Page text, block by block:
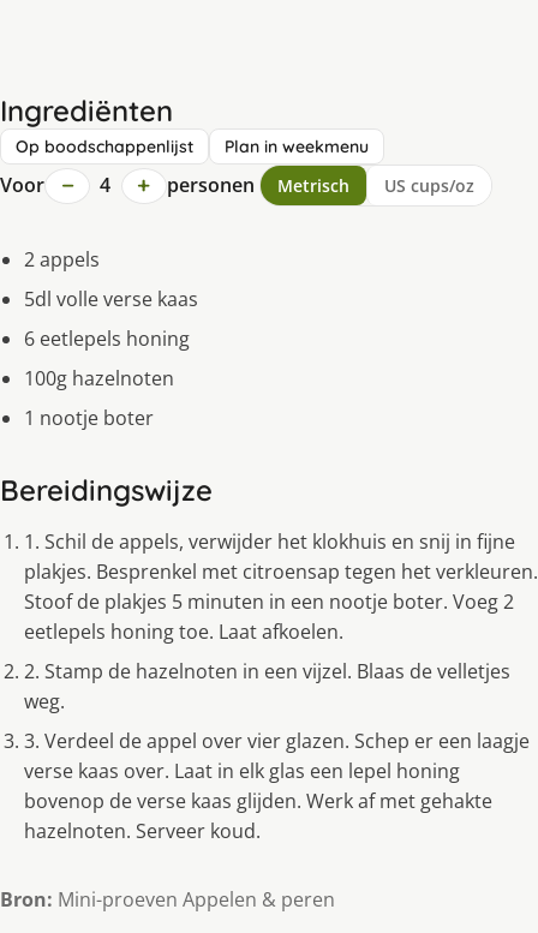
Ingrediënten
Op boodschappenlijst Plan in weekmenu
Voor − 4 + personen Metrisch US cups/oz
2 appels
5dl volle verse kaas
6 eetlepels honing
100g hazelnoten
1 nootje boter
Bereidingswijze
1. Schil de appels, verwijder het klokhuis en snij in fijne
plakjes. Besprenkel met citroensap tegen het verkleuren.
Stoof de plakjes 5 minuten in een nootje boter. Voeg 2
eetlepels honing toe. Laat afkoelen.
2. Stamp de hazelnoten in een vijzel. Blaas de velletjes
weg.
3. Verdeel de appel over vier glazen. Schep er een laagje
verse kaas over. Laat in elk glas een lepel honing
bovenop de verse kaas glijden. Werk af met gehakte
hazelnoten. Serveer koud.
Bron: Mini-proeven Appelen & peren